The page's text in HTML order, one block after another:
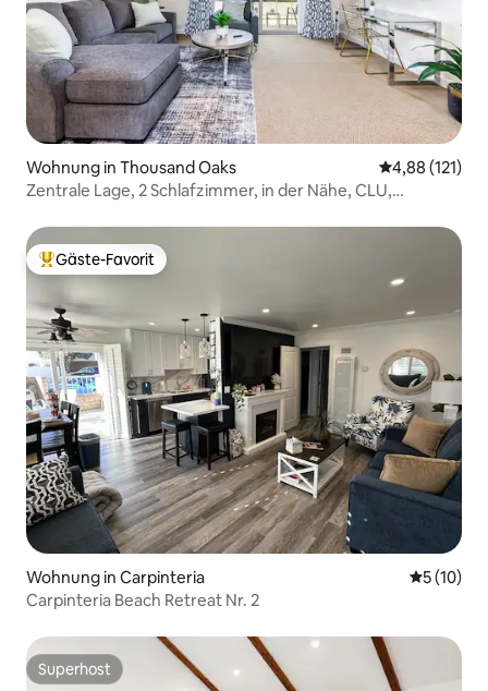
Wohnung in Thousand Oaks
4,88 (121)
Zentrale Lage, 2 Schlafzimmer, in der Nähe, CLU,
Beliebter Gäste-Favorit.
Gäste-Favorit
Wohnung in Carpinteria
5 (10)
Carpinteria Beach Retreat Nr. 2
Superhost
Superhost